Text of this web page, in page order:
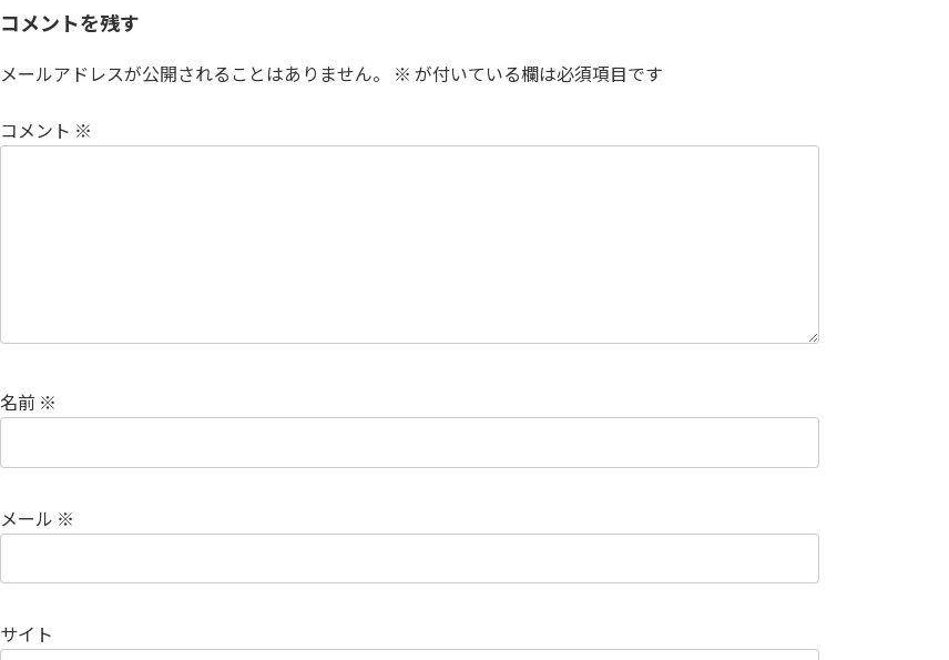
コメントを残す
メールアドレスが公開されることはありません。 ※ が付いている欄は必須項目です
コメント ※
名前 ※
メール ※
サイト